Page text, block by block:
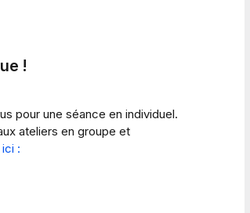
!
pour une séance en individuel.
ateliers en groupe et
: